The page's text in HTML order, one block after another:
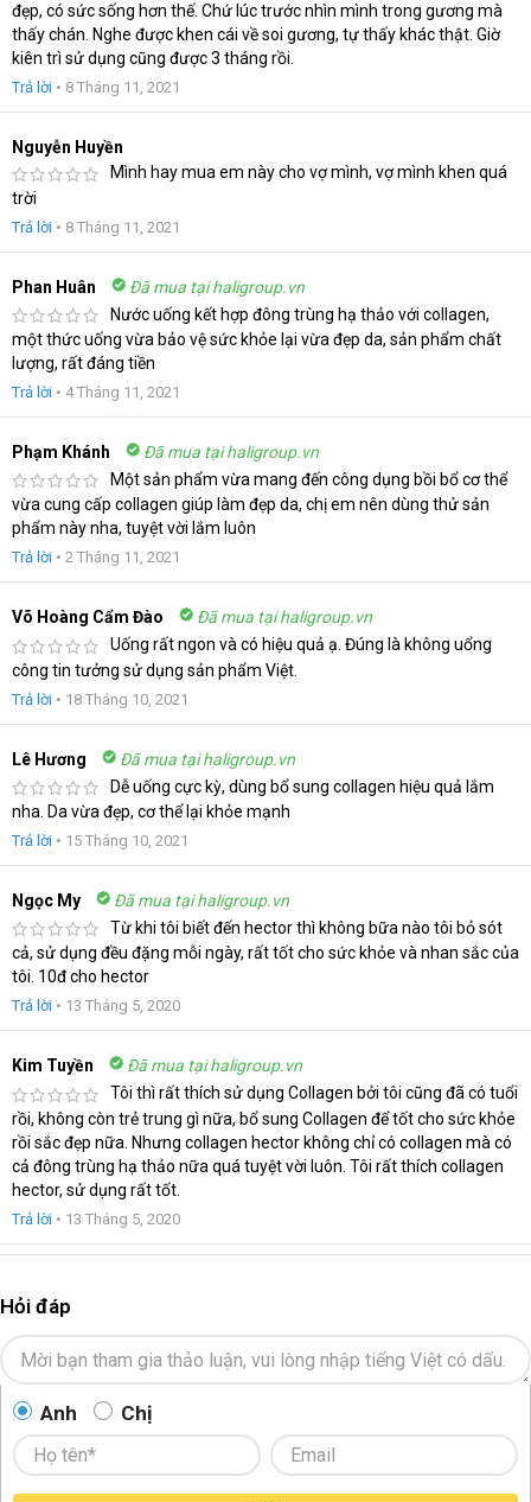
đẹp, có sức sống hơn thế. Chứ lúc trước nhìn mình trong gương mà
thấy chán. Nghe được khen cái về soi gương, tự thấy khác thật. Giờ
kiên trì sử dụng cũng được 3 tháng rồi.
Trả lời • 8 Tháng 11, 2021
Nguyễn Huyền
Mình hay mua em này cho vợ mình, vợ mình khen quá
trời
Trả lời • 8 Tháng 11, 2021
Phan Huân
Đã mua tại haligroup.vn
Nước uống kết hợp đông trùng hạ thảo với collagen,
một thức uống vừa bảo vệ sức khỏe lại vừa đẹp da, sản phẩm chất
lượng, rất đáng tiền
Trả lời • 4 Tháng 11, 2021
Phạm Khánh
Đã mua tại haligroup.vn
Một sản phẩm vừa mang đến công dụng bồi bổ cơ thể
vừa cung cấp collagen giúp làm đẹp da, chị em nên dùng thử sản
phẩm này nha, tuyệt vời lắm luôn
Trả lời • 2 Tháng 11, 2021
Võ Hoàng Cẩm Đào
Đã mua tại haligroup.vn
Uống rất ngon và có hiệu quả ạ. Đúng là không uổng
công tin tưởng sử dụng sản phẩm Việt.
Trả lời • 18 Tháng 10, 2021
Lê Hương
Đã mua tại haligroup.vn
Dễ uống cực kỳ, dùng bổ sung collagen hiệu quả lắm
nha. Da vừa đẹp, cơ thể lại khỏe mạnh
Trả lời • 15 Tháng 10, 2021
Ngọc My
Đã mua tại haligroup.vn
Từ khi tôi biết đến hector thì không bữa nào tôi bỏ sót
cả, sử dụng đều đặng mỗi ngày, rất tốt cho sức khỏe và nhan sắc của
tôi. 10đ cho hector
Trả lời • 13 Tháng 5, 2020
Kim Tuyền
Đã mua tại haligroup.vn
Tôi thì rất thích sử dụng Collagen bởi tôi cũng đã có tuổi
rồi, không còn trẻ trung gì nữa, bổ sung Collagen để tốt cho sức khỏe
rồi sắc đẹp nữa. Nhưng collagen hector không chỉ có collagen mà có
cả đông trùng hạ thảo nữa quá tuyệt vời luôn. Tôi rất thích collagen
hector, sử dụng rất tốt.
Trả lời • 13 Tháng 5, 2020
Hỏi đáp
Anh Chị